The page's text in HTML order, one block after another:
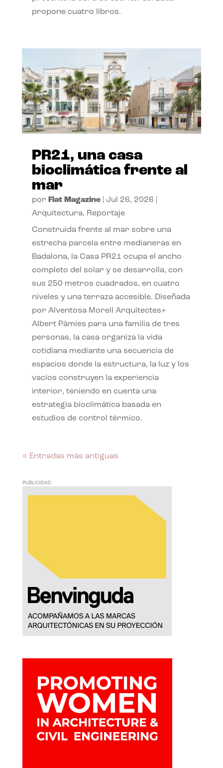
propone cuatro libros.
PR21, una casa
bioclimática frente al
mar
por Flat Magazine| Jul 26, 2026
Arquitectura, Reportaje
Construida frente al mar sobre una
estrecha parcela entre medianeras en
Badalona, la Casa PR21 ocupa el ancho
completo del solar y se desarrolla, con
sus 250 metros cuadrados, en cuatro
niveles y una terraza accesible. Diseñada
por Alventosa Morell Arquitectes+
Albert Pàmies para una familia de tres
personas, la casa organiza la vida
cotidiana mediante una secuencia de
espacios donde la estructura, la luz y los
vacíos construyen la experiencia
interior, teniendo en cuenta una
estrategia bioclimática basada en
estudios de control térmico.
« Entradas más antiguas
PUBLICIDAD